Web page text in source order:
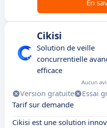
En
Cikisi
Solution de veille
concurrentielle
efficace
Aucun
Version gratuite Essai
Tarif sur demande
Cikisi est une solution